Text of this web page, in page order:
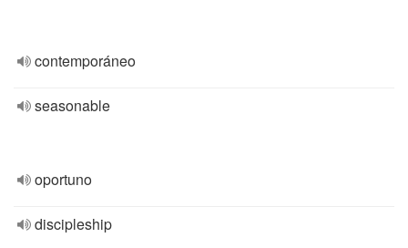
contemporáneo
seasonable
oportuno
discipleship